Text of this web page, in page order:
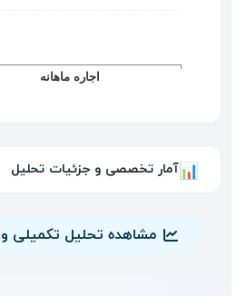
📊 آمار تخصصی و جزئیات تحلیل
مشاهده تحلیل تکمیلی و